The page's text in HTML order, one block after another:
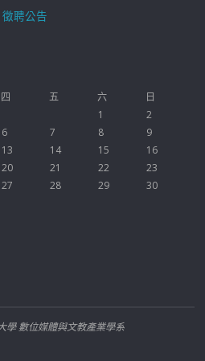
聘公告
四 五 六
日
1
2
6 7 8
9
13 14 15
16
20 21 22
23
27 28 29
30
學 數位媒體與文教產業學系